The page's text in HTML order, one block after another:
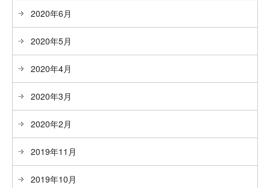
2020年6月
2020年5月
2020年4月
2020年3月
2020年2月
2019年11月
2019年10月